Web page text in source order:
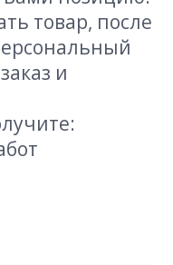
товар, после
и